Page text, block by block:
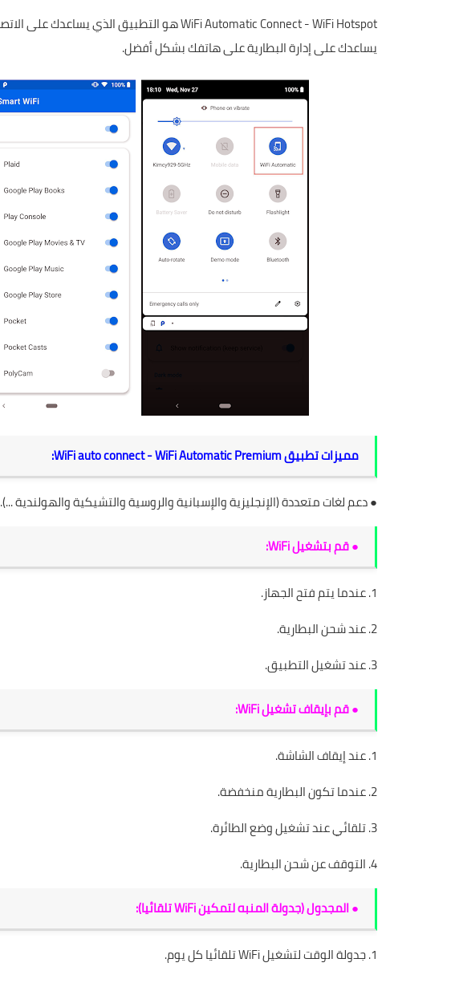
يساعدك على إدارة البطارية على هاتفك بشكل أفضل.
مميزات تطبيق WiFi auto connect - WiFi Automatic Premium:
● دعم لغات متعددة (الإنجليزية والإسبانية والروسية والتشيكية والهولندية ...).
● قم بتشغيل WiFi:
1. عندما يتم فتح الجهاز.
2. عند شحن البطارية.
3. عند تشغيل التطبيق.
● قم بإيقاف تشغيل WiFi:
1. عند إيقاف الشاشة.
2. عندما تكون البطارية منخفضة.
3. تلقائي عند تشغيل وضع الطائرة.
4. التوقف عن شحن البطارية.
● المجدول (جدولة المنبه لتمكين WiFi تلقائيا):
1. جدولة الوقت لتشغيل WiFi تلقائيا كل يوم.